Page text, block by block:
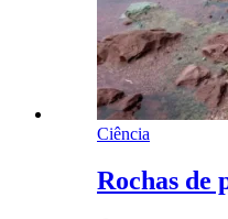
Ciência
Rochas de